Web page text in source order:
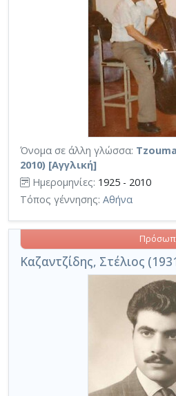
Όνομα σε άλλη γλώσσα:
2010) [Αγγλική]
Ημερομηνίες: 1925 - 2010
Τόπος γέννησης: Αθήνα
Καζαντζίδης, Στέλιος